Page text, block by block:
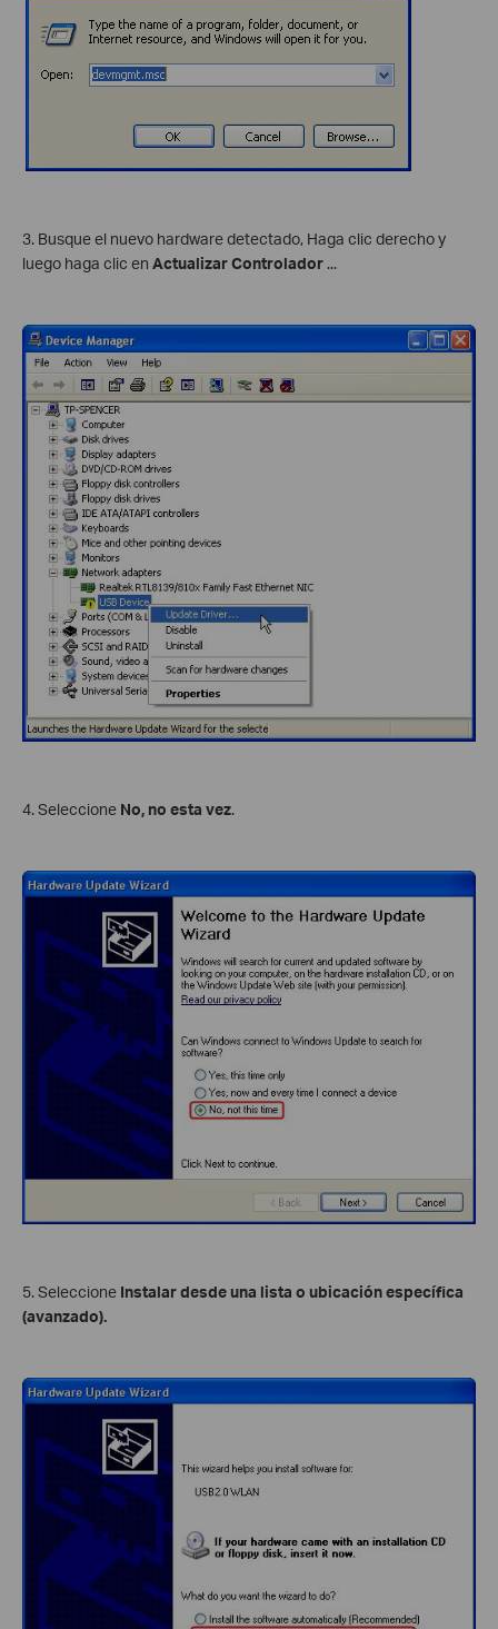
3. Busque el nuevo hardware detectado, Haga clic derecho y
luego haga clic en Actualizar Controlador ...
4. Seleccione No, no esta vez.
5. Seleccione Instalar desde una lista o ubicación específica
(avanzado).